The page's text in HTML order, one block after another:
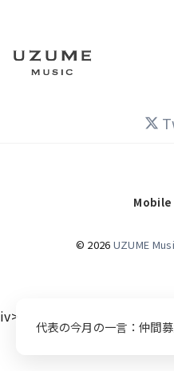
Mobile
© 2026 UZUME
代表の今月の一言：仲間募
iv>